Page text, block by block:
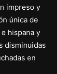
impreso y
única de
hispana y
disminuidas
en